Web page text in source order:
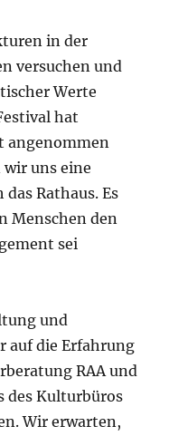
in der
versuchen und
Werte
hat
angenommen
uns eine
Rathaus. Es
Menschen den
sei
und
auf die Erfahrung
RAA und
des Kulturbüros
Wir erwarten,